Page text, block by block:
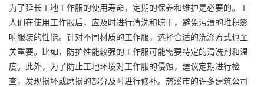
为了延长工地工作服的使用寿命，定期的保养和维护是必要的。工
人们在使用工作服后，应及时进行清洗和晾干，避免污渍的堆积影
响服装的性能。针对不同材质的工作服，选择合适的洗涤方式也至
关重要。比如，防护性能较强的工作服可能需要特定的清洗剂和温
度。此外，为了防止工地环境对工作服的侵蚀，建议定期进行检
查，发现损坏或磨损的部分及时进行修补。慈溪市的许多建筑公司